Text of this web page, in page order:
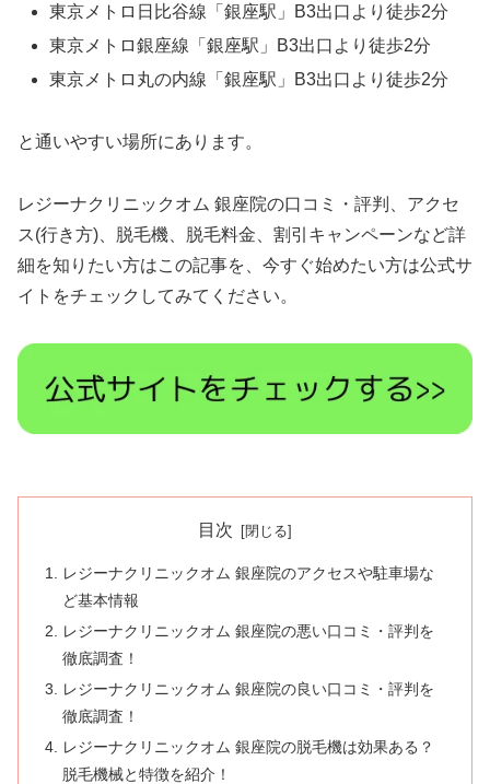
東京メトロ日比谷線「銀座駅」B3出口より徒歩2分
東京メトロ銀座線「銀座駅」B3出口より徒歩2分
東京メトロ丸の内線「銀座駅」B3出口より徒歩2分
と通いやすい場所にあります。
レジーナクリニックオム 銀座院の口コミ・評判、アクセ
ス(行き方)、脱毛機、脱毛料金、割引キャンペーンなど詳
細を知りたい方はこの記事を、今すぐ始めたい方は公式サ
イトをチェックしてみてください。
目次
レジーナクリニックオム 銀座院のアクセスや駐車場な
ど基本情報
レジーナクリニックオム 銀座院の悪い口コミ・評判を
徹底調査！
レジーナクリニックオム 銀座院の良い口コミ・評判を
徹底調査！
レジーナクリニックオム 銀座院の脱毛機は効果ある？
脱毛機械と特徴を紹介！